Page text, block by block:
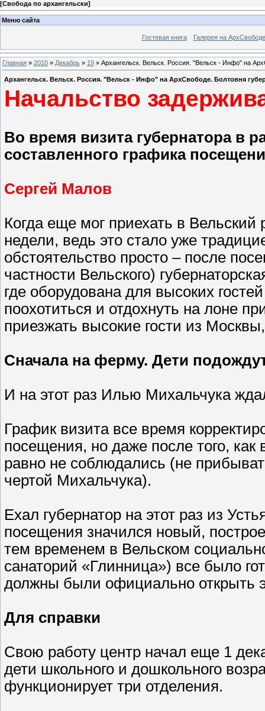
[Свобода по архангельски]
Меню сайта
Гостевая книга Галерея на АрхСвободе
Главная » 2010 » Декабрь » 19 » Архангельск. Вельск. Россия. "Вельск - Инфо" на
Архангельск. Вельск. Россия. "Вельск - Инфо" на АрхСвободе. Болтовня
Начальство
Во время визита губернатора в
составленного графика
Сергей Малов
Когда еще мог приехать в
недели, ведь это стало уже
обстоятельство просто – после
частности Вельского)
где оборудована для высоких
поохотиться и отдохнуть на лоне
приезжать высокие гости из
Сначала на ферму. Дети
И на этот раз Илью Михальчука
График визита все время
посещения, но даже после того, как
равно не соблюдались (не
чертой Михальчука).
Ехал губернатор на этот раз из
посещения значился новый,
тем временем в Вельском
санаторий «Глинница») все было
должны были официально открыть
Для справки
Свою работу центр начал еще 1
дети школьного и дошкольного
функционирует три отделения.